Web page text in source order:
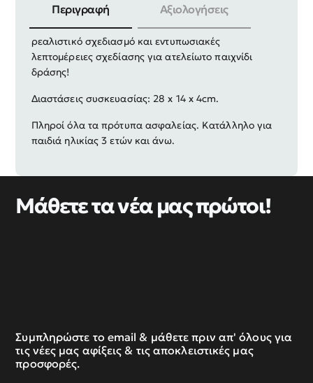
Περιγραφή Αξιολογήσεις
Παιδικό ηλεκτρονικό όπλο με ήχο και φωτισμό, με
ρεαλιστικό σχεδιασμό και εντυπωσιακές
λεπτομέρειες σχεδίασης για ατελείωτο παιχνίδι
δράσης!
Διαστάσεις συσκευασίας: 28 x 14 x 4cm.
Πληροί όλα τα πρότυπα ασφαλείας. Κατάλληλο για
παιδιά ηλικίας 3 ετών και άνω.
Μάθετε τα νέα μας πρώτοι!
Συμπληρώστε το email & μάθετε πριν απ' όλους για
τις νέες μας αφίξεις & τις αποκλειστικές μας
προσφορές.